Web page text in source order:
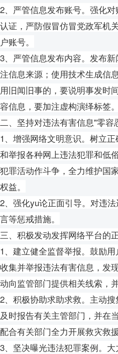
2、严管信息发布账号。强化
认证，严防假冒仿冒党政军机
户账号。
3、严管信息发布内容。发布
注信息来源；使用技术生成信
用旧闻旧事的，要说明事发时
容信息，要加注虚构演绎标签。
二、坚持对违法有害信息"零容
1、增强网络文明意识。树立
和举报各种网上违法犯罪和低
犯罪活动作斗争，全力维护国
权益。
2、强化yu论正面引导。对违
言等惩戒措施。
三、积极发动发挥网络平台的
1、建立健全监督举报。鼓励
收集并举报违法有害信息，发
动向监管部门提供相关线索，
2、积极协助求助求救。主动
及时报告有关主管部门，并在
配合有关部门全力开展救灾救援
3、坚决曝光违法犯罪案例。